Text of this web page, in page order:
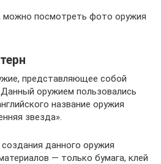
можно посмотреть фото оружия
представляющее собой
оружием пользовались
название оружия
звезда».
данного оружия
— только бумага, клей